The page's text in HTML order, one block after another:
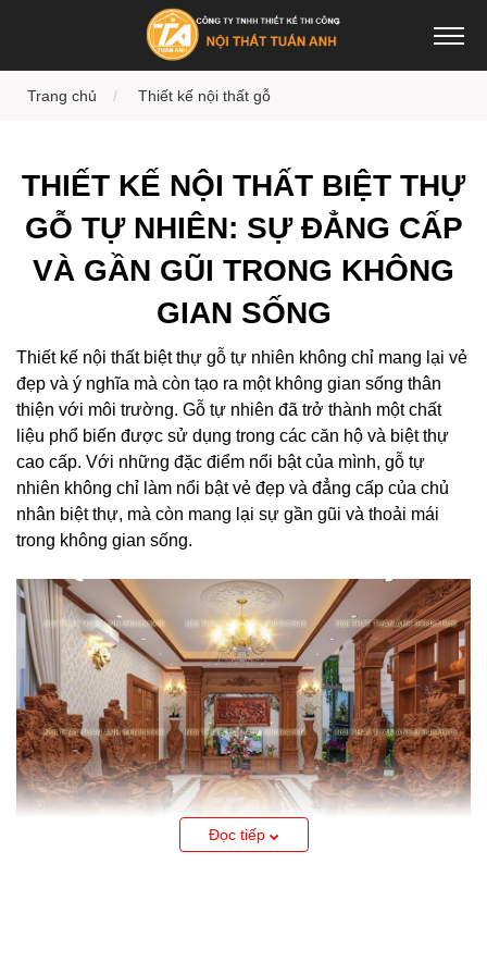
Trang chủ Thiết kế nội thất gỗ
THIẾT KẾ NỘI THẤT BIỆT THỰ
GỖ TỰ NHIÊN: SỰ ĐẲNG CẤP
VÀ GẦN GŨI TRONG KHÔNG
GIAN SỐNG
Thiết kế nội thất biệt thự gỗ tự nhiên không chỉ mang lại vẻ
đẹp và ý nghĩa mà còn tạo ra một không gian sống thân
thiện với môi trường. Gỗ tự nhiên đã trở thành một chất
liệu phổ biến được sử dụng trong các căn hộ và biệt thự
cao cấp. Với những đặc điểm nổi bật của mình, gỗ tự
nhiên không chỉ làm nổi bật vẻ đẹp và đẳng cấp của chủ
nhân biệt thự, mà còn mang lại sự gần gũi và thoải mái
trong không gian sống.
Đọc tiếp